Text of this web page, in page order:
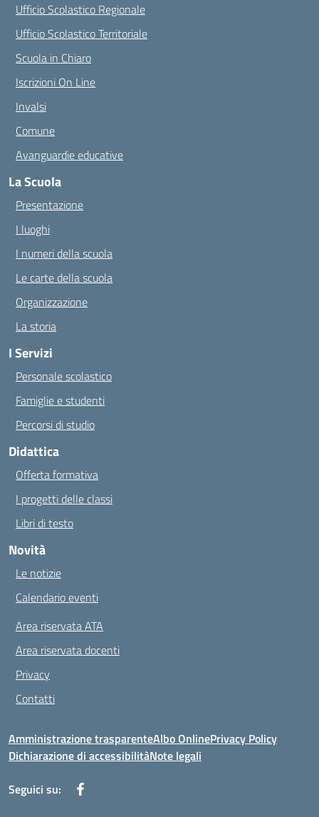
Ufficio Scolastico Regionale
Ufficio Scolastico Territoriale
Scuola in Chiaro
Iscrizioni On Line
Invalsi
Comune
Avanguardie educative
La Scuola
Presentazione
I luoghi
I numeri della scuola
Le carte della scuola
Organizzazione
La storia
I Servizi
Personale scolastico
Famiglie e studenti
Percorsi di studio
Didattica
Offerta formativa
I progetti delle classi
Libri di testo
Novità
Le notizie
Calendario eventi
Area riservata ATA
Area riservata docenti
Privacy
Contatti
Amministrazione trasparenteAlbo OnlinePrivacy Policy
Dichiarazione di accessibilitàNote legali
Seguici su: